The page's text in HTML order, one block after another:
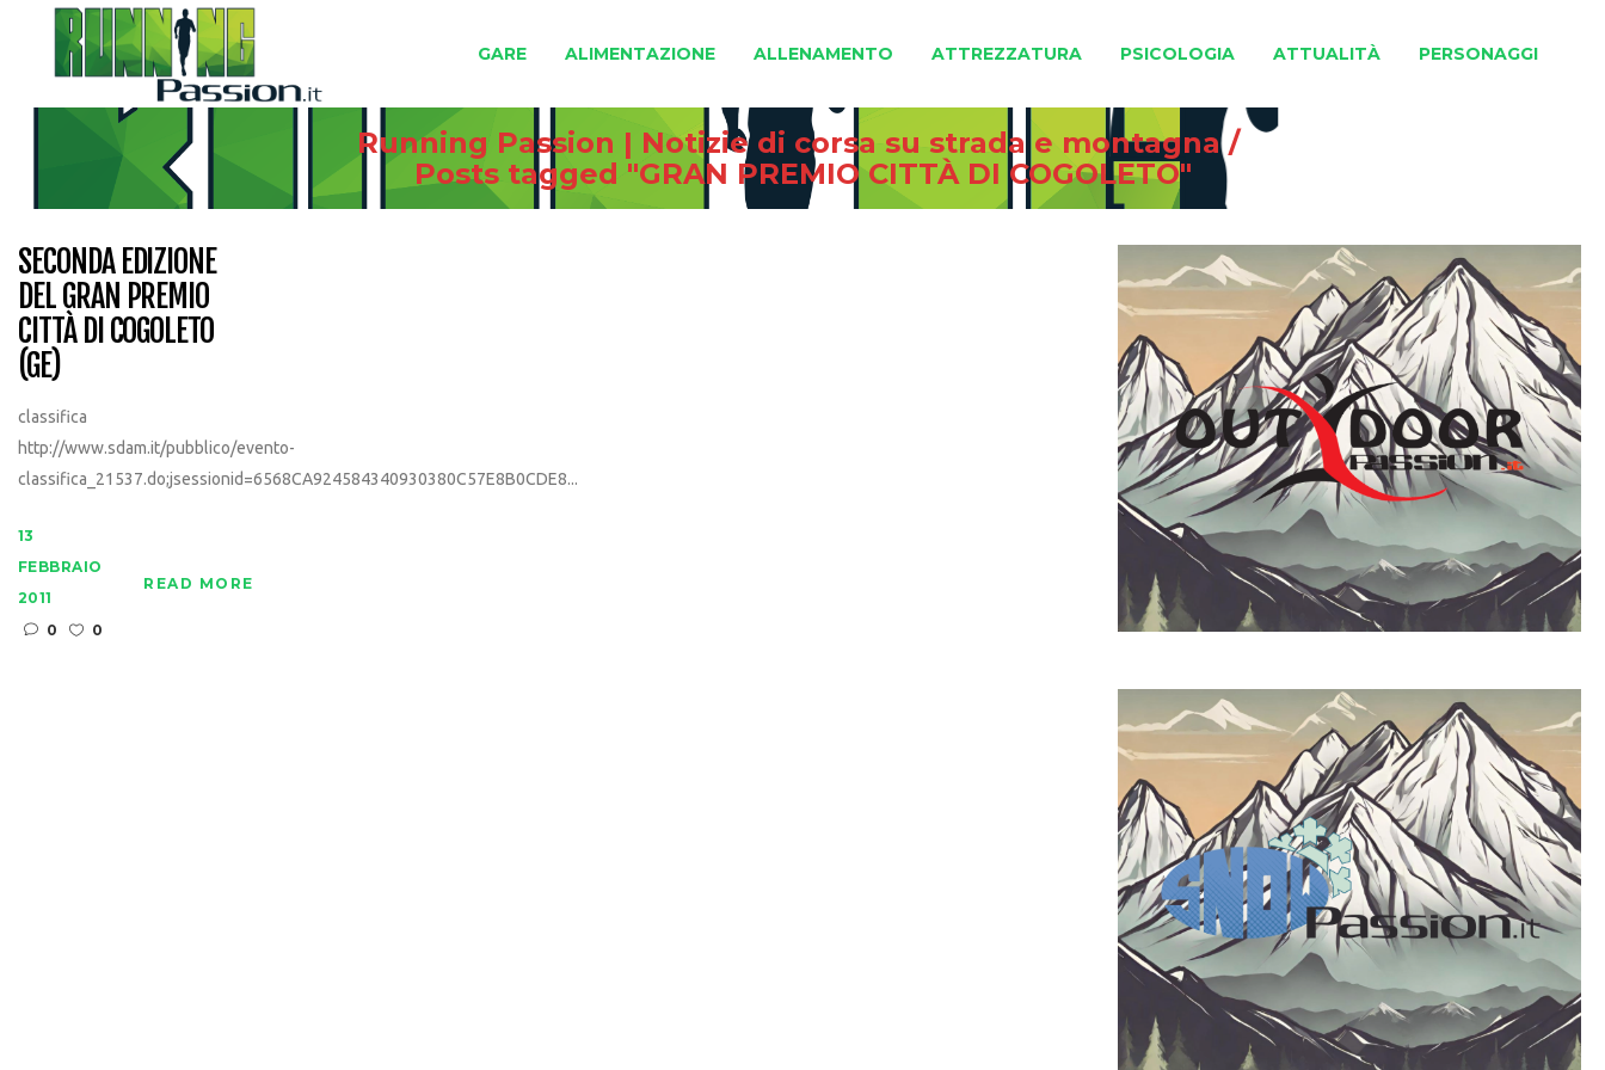
GARE ALIMENTAZIONE ALLENAMENTO ATTREZZATURA PSICOLOGIA ATTUALITÀ PERSONAGGI
Running Passion | Notizie di corsa su strada e montagna/
Posts tagged "GRAN PREMIO CITTÀ DI COGOLETO"
SECONDA EDIZIONE
DEL GRAN PREMIO
CITTÀ DI COGOLETO
(GE)
classifica
http://www.sdam.it/pubblico/evento-
classifica_21537.do;jsessionid=6568CA924584340930380C57E8B0CDE8...
13
FEBBRAIO
2011
0
0
READ MORE